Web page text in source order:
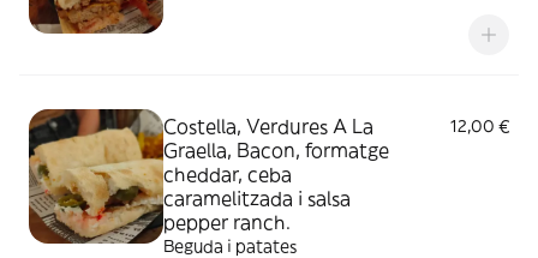
Costella, Verdures A La
Graella, Bacon, formatge
cheddar, ceba
caramelitzada i salsa
pepper ranch.
12,00 €
Beguda i patates